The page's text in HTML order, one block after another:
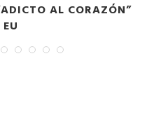
AL CORAZÓN”